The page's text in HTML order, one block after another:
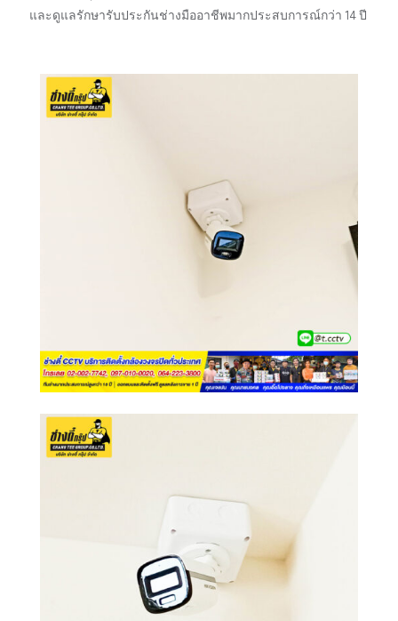
และดูแลรักษารับประกันช่างมืออาชีพมากประสบการณ์กว่า 14 ปี